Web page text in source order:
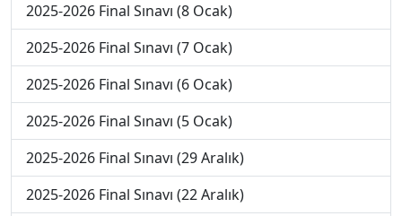
2025-2026 Final Sınavı (8 Ocak)
2025-2026 Final Sınavı (7 Ocak)
2025-2026 Final Sınavı (6 Ocak)
2025-2026 Final Sınavı (5 Ocak)
2025-2026 Final Sınavı (29 Aralık)
2025-2026 Final Sınavı (22 Aralık)